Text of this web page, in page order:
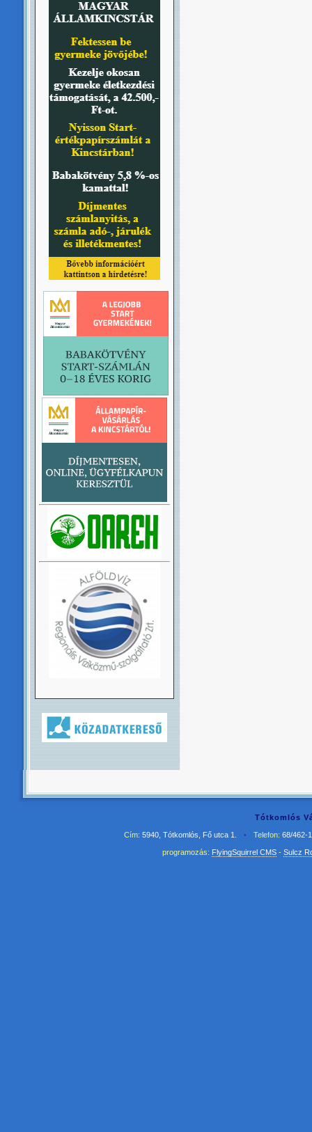
Tótkomlós
Cím: 5940, Tótkomlós, Fő utca 1. • Telefon: 68/462-
programozás: FlyingSquirrel CMS- Sulcz